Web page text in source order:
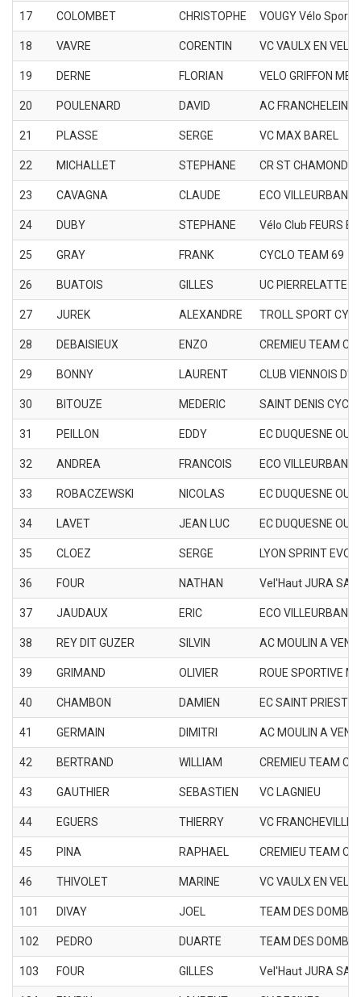
17 COLOMBET CHRISTOPHE VOUGY Vélo Sport
18 VAVRE CORENTIN VC VAULX EN VELIN
19 DERNE FLORIAN VELO GRIFFON
20 POULENARD DAVID AC FRANCHELEINS
21 PLASSE SERGE VC MAX BAREL
22 MICHALLET STEPHANE CR ST CHAMOND
23 CAVAGNA CLAUDE ECO VILLEURBANNE
24 DUBY STEPHANE Vélo Club FEURS
25 GRAY FRANK CYCLO TEAM 69
26 BUATOIS GILLES UC PIERRELATTE
27 JUREK ALEXANDRE TROLL SPORT
28 DEBAISIEUX ENZO CREMIEU TEAM
29 BONNY LAURENT CLUB VIENNOIS
30 BITOUZE MEDERIC SAINT DENIS
31 PEILLON EDDY EC DUQUESNE
32 ANDREA FRANCOIS ECO VILLEURBANNE
33 ROBACZEWSKI NICOLAS EC DUQUESNE
34 LAVET JEAN LUC EC DUQUESNE
35 CLOEZ SERGE LYON SPRINT
36 FOUR NATHAN Vel'Haut JURA
37 JAUDAUX ERIC ECO VILLEURBANNE
38 REY DIT GUZER SILVIN AC MOULIN A VENT
39 GRIMAND OLIVIER ROUE SPORTIVE
40 CHAMBON DAMIEN EC SAINT PRIEST
41 GERMAIN DIMITRI AC MOULIN A VENT
42 BERTRAND WILLIAM CREMIEU TEAM
43 GAUTHIER SEBASTIEN VC LAGNIEU
44 EGUERS THIERRY VC FRANCHEVILLE
45 PINA RAPHAEL CREMIEU TEAM
46 THIVOLET MARINE VC VAULX EN VELIN
101 DIVAY JOEL TEAM DES
102 PEDRO DUARTE TEAM DES
103 FOUR GILLES Vel'Haut JURA